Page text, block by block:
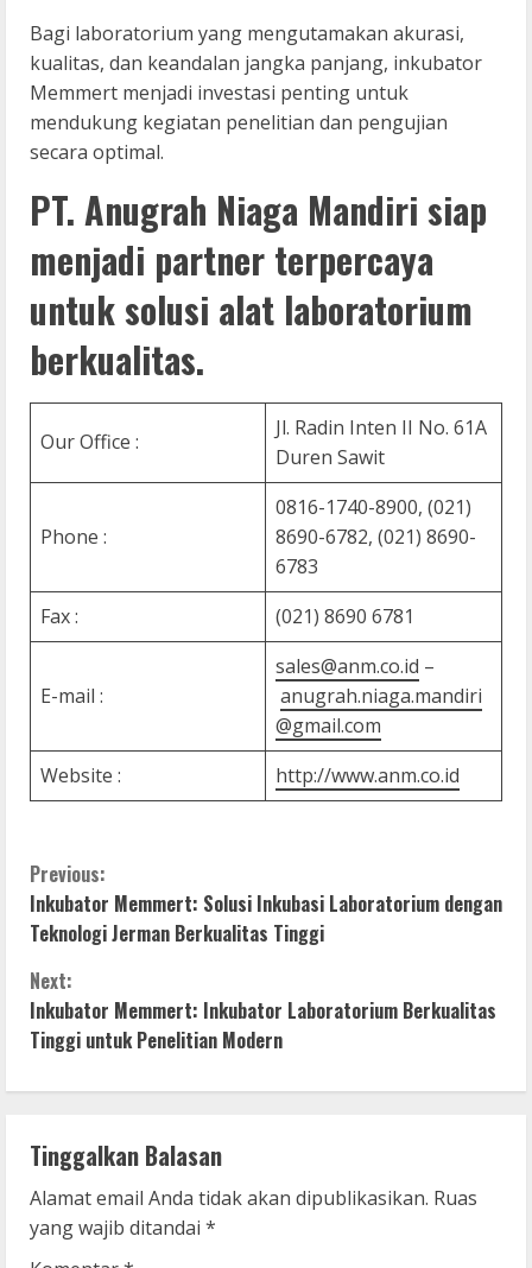
Bagi laboratorium yang mengutamakan akurasi,
kualitas, dan keandalan jangka panjang, inkubator
Memmert menjadi investasi penting untuk
mendukung kegiatan penelitian dan pengujian
secara optimal.
PT. Anugrah Niaga Mandiri siap
menjadi partner terpercaya
untuk solusi alat laboratorium
berkualitas.
Our Office :
Jl. Radin Inten II No. 61A
Duren Sawit
Phone :
0816-1740-8900, (021)
8690-6782, (021) 8690-
6783
Fax :
(021) 8690 6781
E-mail :
sales@anm.co.id –
anugrah.niaga.mandiri
@gmail.com
Website :
http://www.anm.co.id
C
o
n
t
i
n
u
e
Previous:
Inkubator Memmert: Solusi Inkubasi Laboratorium dengan
Teknologi Jerman Berkualitas Tinggi
Next:
Inkubator Memmert: Inkubator Laboratorium Berkualitas
Tinggi untuk Penelitian Modern
Tinggalkan Balasan
Alamat email Anda tidak akan dipublikasikan. Ruas
yang wajib ditandai *